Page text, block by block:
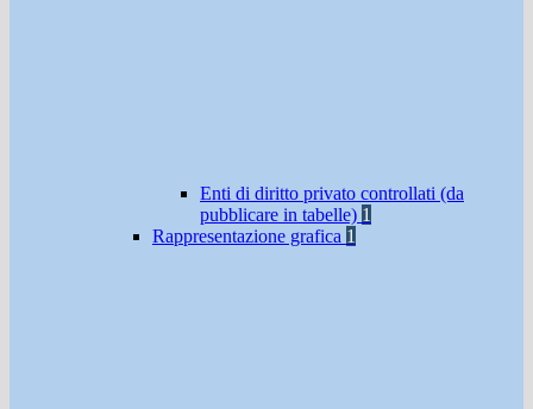
Enti di diritto privato controllati (da
pubblicare in tabelle) 1
Rappresentazione grafica 1